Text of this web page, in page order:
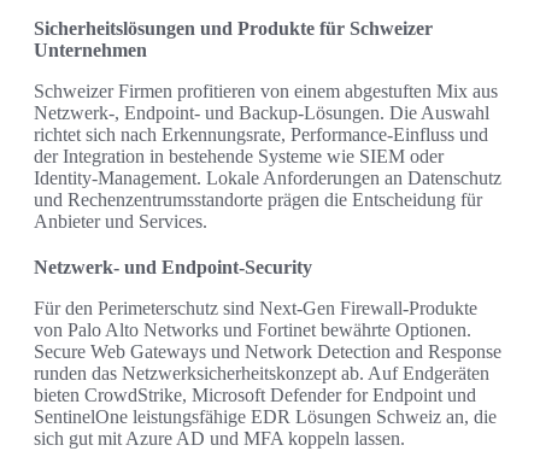
Sicherheitslösungen und Produkte für Schweizer
Unternehmen
Schweizer Firmen profitieren von einem abgestuften Mix aus
Netzwerk-, Endpoint- und Backup-Lösungen. Die Auswahl
richtet sich nach Erkennungsrate, Performance-Einfluss und
der Integration in bestehende Systeme wie SIEM oder
Identity-Management. Lokale Anforderungen an Datenschutz
und Rechenzentrumsstandorte prägen die Entscheidung für
Anbieter und Services.
Netzwerk- und Endpoint-Security
Für den Perimeterschutz sind Next-Gen Firewall-Produkte
von Palo Alto Networks und Fortinet bewährte Optionen.
Secure Web Gateways und Network Detection and Response
runden das Netzwerksicherheitskonzept ab. Auf Endgeräten
bieten CrowdStrike, Microsoft Defender for Endpoint und
SentinelOne leistungsfähige EDR Lösungen Schweiz an, die
sich gut mit Azure AD und MFA koppeln lassen.